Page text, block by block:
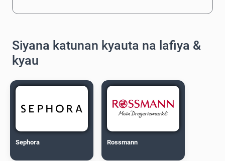
Siyana katunan kyauta na lafiya &
kyau
Sephora Rossmann